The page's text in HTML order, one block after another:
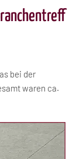
bei der
waren ca.